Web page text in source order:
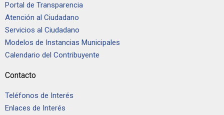
Portal de Transparencia
Atención al Ciudadano
Servicios al Ciudadano
Modelos de Instancias Municipales
Calendario del Contribuyente
Contacto
Teléfonos de Interés
Enlaces de Interés